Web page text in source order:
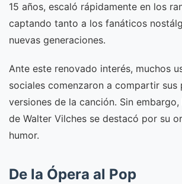
15 años, escaló rápidamente en los
captando tanto a los fanáticos
nuevas generaciones.
Ante este renovado interés, muchos
sociales comenzaron a compartir sus
versiones de la canción. Sin
de Walter Vilches se destacó por su
humor.
De la Ópera al Pop